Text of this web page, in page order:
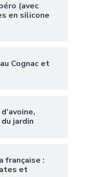
(avec
en silicone
Cognac et
jardin
française :
et